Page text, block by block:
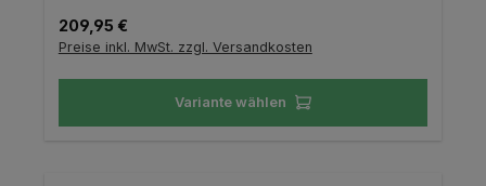
Regulärer Preis:
209,95 €
Preise inkl. MwSt. zzgl. Versandkosten
Variante wählen